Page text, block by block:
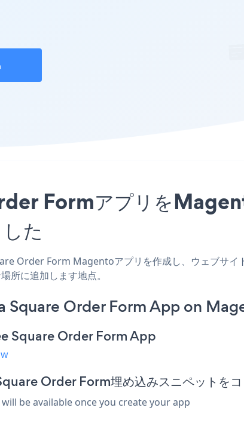
Formアプリを
た
Order Form Magentoアプリを作成し、ウェブサ
所に追加します地点。
Square Order Form App on
Square Order Form App
Order Form埋め込みスニペットをコ
be available once you create your app